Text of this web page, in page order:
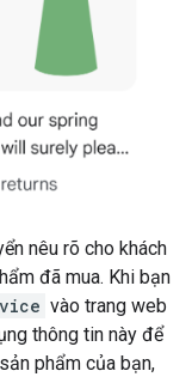
nêu rõ cho khách
đã mua. Khi bạn
vào trang web
thông tin này để
phẩm của bạn,